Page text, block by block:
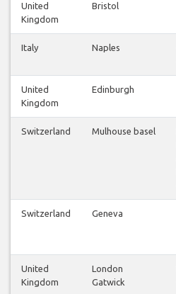
United
Kingdom
Bristol
Italy Naples
United
Kingdom
Edinburgh
Switzerland Mulhouse basel
Switzerland Geneva
United
Kingdom
London
Gatwick